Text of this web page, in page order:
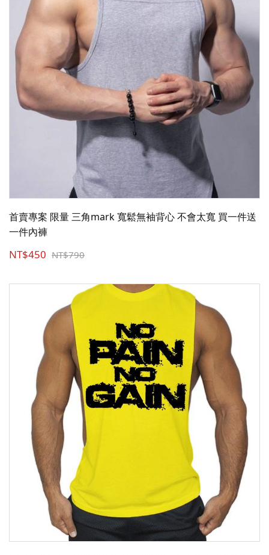
首賣專案 限量 三角mark 寬鬆無袖背心 不會太寬 買一件送
一件內褲
NT$450 NT$790